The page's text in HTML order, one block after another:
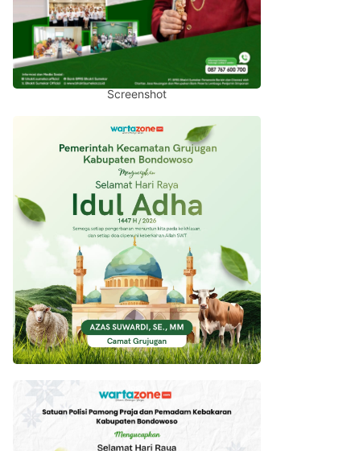
Screenshot